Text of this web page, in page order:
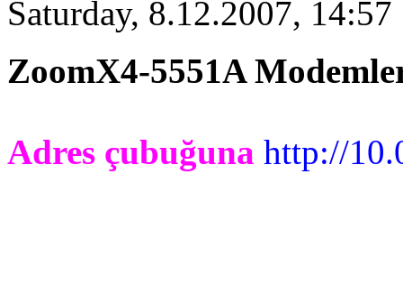
Saturday, 8.12.2007, 14:57
ZoomX4-5551A
Adres çubuğuna http://